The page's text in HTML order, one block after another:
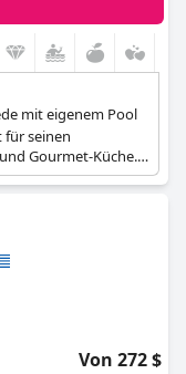
mit eigenem Pool
für seinen
Gourmet-Küche.
und luxuriösen
Von 272 $